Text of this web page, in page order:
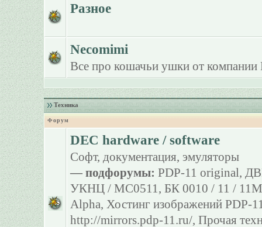
Разное
Necomimi
Все про кошачьи ушки от компании
Техника
Форум
DEC hardware / software
Софт, документация, эмуляторы
— подфорумы: PDP-11 original ,
УКНЦ / МС0511 , БК 0010 / 11 / 11M
Alpha, Хостинг изображений PDP-
http://mirrors.pdp-11.ru/, Прочая